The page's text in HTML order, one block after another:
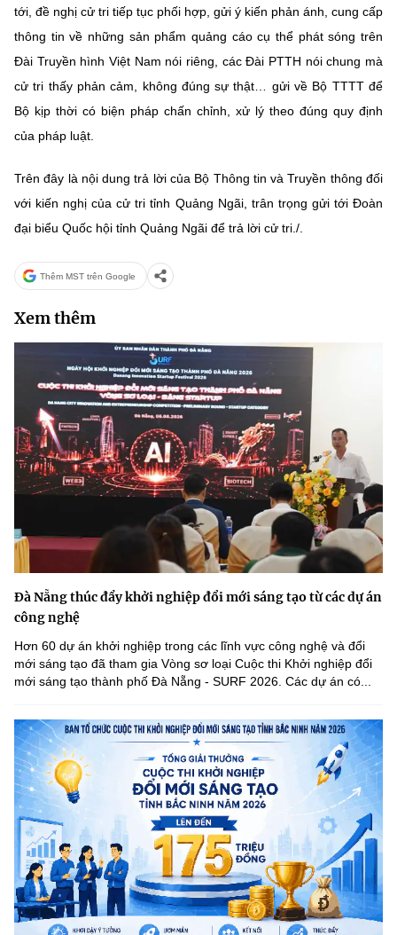
tới, đề nghị cử tri tiếp tục phối hợp, gửi ý kiến phản ánh, cung cấp
thông tin về những sản phẩm quảng cáo cụ thể phát sóng trên
Đài Truyền hình Việt Nam nói riêng, các Đài PTTH nói chung mà
cử tri thấy phản cảm, không đúng sự thật… gửi về Bộ TTTT để
Bộ kịp thời có biện pháp chấn chỉnh, xử lý theo đúng quy định
của pháp luật.
Trên đây là nội dung trả lời của Bộ Thông tin và Truyền thông đối
với kiến nghị của cử tri tỉnh Quảng Ngãi, trân trọng gửi tới Đoàn
đại biểu Quốc hội tỉnh Quảng Ngãi để trả lời cử tri./.
Thêm MST trên Google
Xem thêm
Đà Nẵng thúc đẩy khởi nghiệp đổi mới sáng tạo từ các dự án
công nghệ
Hơn 60 dự án khởi nghiệp trong các lĩnh vực công nghệ và đổi
mới sáng tạo đã tham gia Vòng sơ loại Cuộc thi Khởi nghiệp đổi
mới sáng tạo thành phố Đà Nẵng - SURF 2026. Các dự án có...